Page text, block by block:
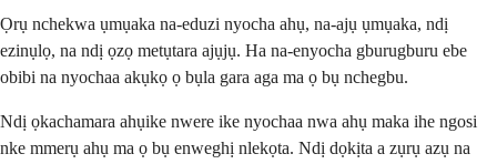
Ọrụ nchekwa ụmụaka na-eduzi nyocha ahụ, na-ajụ ụmụaka, ndị
ezinụlọ, na ndị ọzọ metụtara ajụjụ. Ha na-enyocha gburugburu ebe
obibi na nyochaa akụkọ ọ bụla gara aga ma ọ bụ nchegbu.
Ndị ọkachamara ahụike nwere ike nyochaa nwa ahụ maka ihe ngosi
nke mmerụ ahụ ma ọ bụ enweghị nlekọta. Ndị dọkịta a zụrụ azụ na